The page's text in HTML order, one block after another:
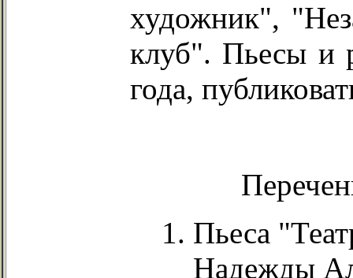
художник",
клуб". Пьесы и
года,
Пьеса
Надежды